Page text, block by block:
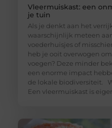
Vleermuiskast: een
je tuin
Als je denkt aan het
waarschijnlijk meteen
voederhuisjes of
heb je ooit overwogen
voegen? Deze minder
een enorme impact
de lokale biodiversiteit.
Een vleermuiskast is